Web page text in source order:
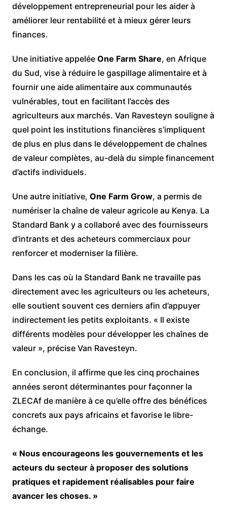
développement entrepreneurial pour les aider à
améliorer leur rentabilité et à mieux gérer leurs
finances.
Une initiative appelée One Farm Share, en Afrique
du Sud, vise à réduire le gaspillage alimentaire et à
fournir une aide alimentaire aux communautés
vulnérables, tout en facilitant l’accès des
agriculteurs aux marchés. Van Ravesteyn souligne à
quel point les institutions financières s’impliquent
de plus en plus dans le développement de chaînes
de valeur complètes, au-delà du simple financement
d’actifs individuels.
Une autre initiative, One Farm Grow, a permis de
numériser la chaîne de valeur agricole au Kenya. La
Standard Bank y a collaboré avec des fournisseurs
d’intrants et des acheteurs commerciaux pour
renforcer et moderniser la filière.
Dans les cas où la Standard Bank ne travaille pas
directement avec les agriculteurs ou les acheteurs,
elle soutient souvent ces derniers afin d’appuyer
indirectement les petits exploitants. « Il existe
différents modèles pour développer les chaînes de
valeur », précise Van Ravesteyn.
En conclusion, il affirme que les cinq prochaines
années seront déterminantes pour façonner la
ZLECAf de manière à ce qu’elle offre des bénéfices
concrets aux pays africains et favorise le libre-
échange.
« Nous encourageons les gouvernements et les
acteurs du secteur à proposer des solutions
pratiques et rapidement réalisables pour faire
avancer les choses. »